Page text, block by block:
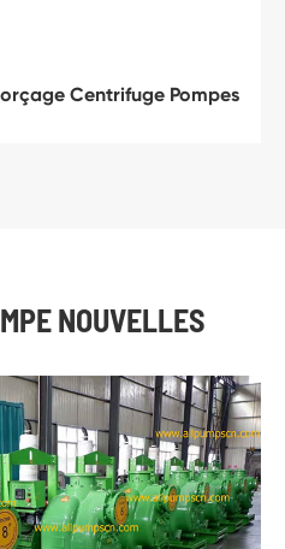
Centrifuge Pompes
NOUVELLES